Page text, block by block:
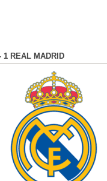
1 REAL MADRID